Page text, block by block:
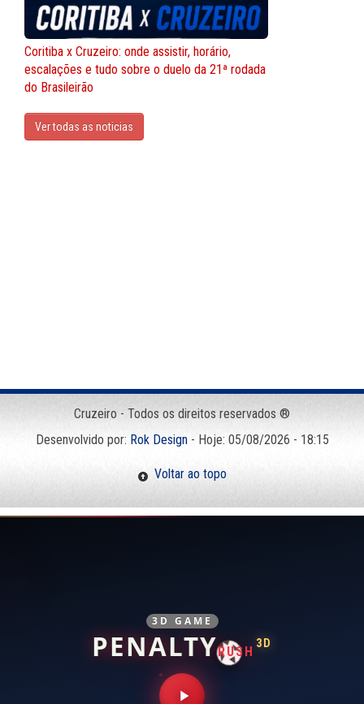
Coritiba x Cruzeiro: onde assistir, horário,
escalações e tudo sobre o duelo da 21ª rodada
do Brasileirão
Ver todas as noticias
Cruzeiro - Todos os direitos reservados ®
Desenvolvido por: Rok Design- Hoje: 05/08/2026 - 18:15
Voltar ao topo
3D GAME
PENALTYRUSH
3D